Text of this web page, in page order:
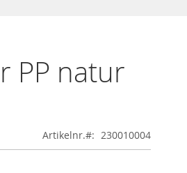
PP natur
Artikelnr. 230010004